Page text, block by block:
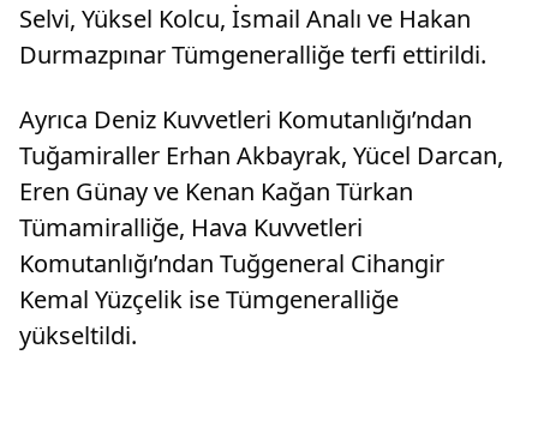
Selvi, Yüksel Kolcu, İsmail Analı ve Hakan
Durmazpınar Tümgeneralliğe terfi ettirildi.
Ayrıca Deniz Kuvvetleri Komutanlığı’ndan
Tuğamiraller Erhan Akbayrak, Yücel Darcan,
Eren Günay ve Kenan Kağan Türkan
Tümamiralliğe, Hava Kuvvetleri
Komutanlığı’ndan Tuğgeneral Cihangir
Kemal Yüzçelik ise Tümgeneralliğe
yükseltildi.